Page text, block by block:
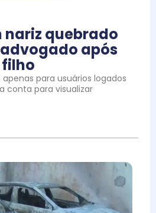
nariz quebrado
após
para usuários logados
conta para visualizar